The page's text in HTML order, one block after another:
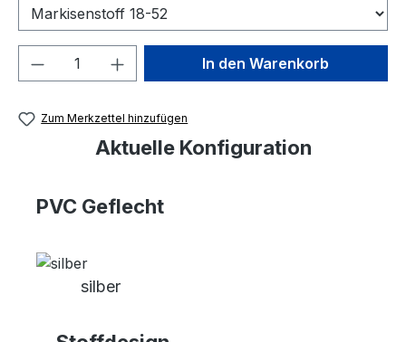
Produkt Anzahl: Gib denIn den Warenkorb
Zum Merkzettel hinzufügen
Aktuelle Konfiguration
PVC Geflecht
silber